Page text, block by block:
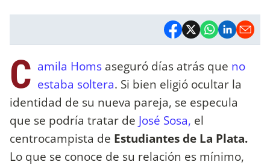
C amila Homs aseguró días atrás que no
estaba soltera. Si bien eligió ocultar la
identidad de su nueva pareja, se especula
que se podría tratar de José Sosa, el
centrocampista de Estudiantes de La Plata.
Lo que se conoce de su relación es mínimo,